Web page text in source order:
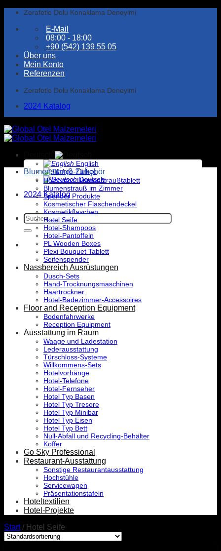
Zum
springen
Zerafetle Dolu Konaklama Deneyimi
E-Mail
08:00 - 18:00
+90 (542) 139 55 05
Über uns
Mein Konto
Referenzen
Zerafetle Dolu Konaklama Deneyimi
2024 Katalog
English
Türkçe
Deutsch
2024 Katalog
Suche
nach:
Blumenstrauß-Zubehör
Hölzernes Blumenstraußtablett
Blumenstrauß im Zimmer
Spender Produkte
Kosmetischer Flaschendeckel
Kosmetikflaschen
Hotel Seife
Hotel-Shampoos
Hotel-Pantoffeln
PL Wooden Boxes
Plexi Bouquet Tablett
Seifenspender
Nassbereich Ausrüstungen
Dusch-Sets
Hand-Trocknungsmaschinen
Haartrockner
Hotel-Badezimmer-Accessoires
Floor and Reception Equipment
Bodenfahrwerke
Reception Equipment
Ausstattung im Raum
Waage und Ladestation
Lederausstattung
Türschloss-Systeme
Willkommens-Sets
Hotelvorhänge
Hotel-Telefone
Hotel-Fernseher
Hotel Typ Basen
Hotel Typ Tresore
Hotel Typ Minibar
Hotel Typ Eisen
Hotel Typ Bett
Null-Abfall und Recycling-Behälter
Koffer
Go Sky Professional
Restaurant-Ausstattung
Sonstige Restaurantausstattung
Hochstühle
Servicewagen
Präsentationstafeln
Hoteltextilien
Hotel-Projekte
Start / Hotel Seife